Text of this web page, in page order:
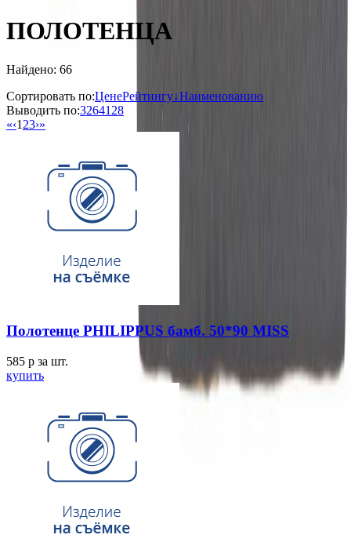
ПОЛОТЕНЦА
Найдено: 66
Сортировать по:ЦенеРейтингу↓Наименованию
Выводить по:3264128
«‹1 23›»
Полотенце PHILIPPUS бамб. 50*90 MISS
585 p за шт.
купить